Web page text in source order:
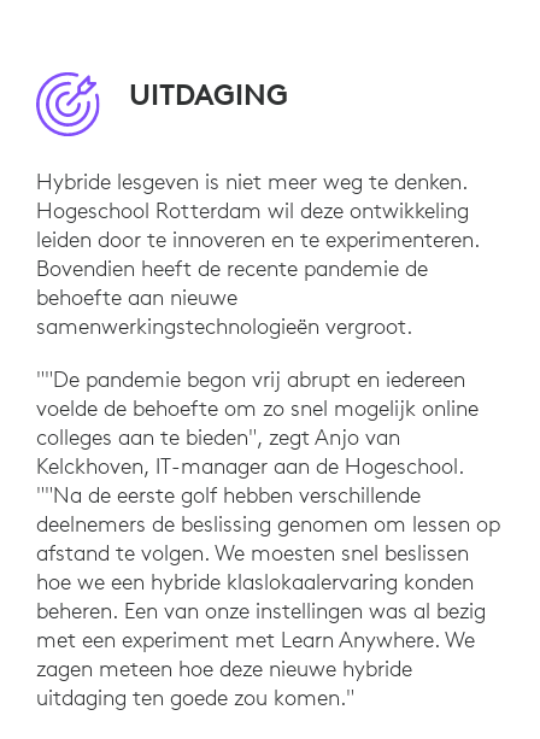
UITDAGING
Hybride lesgeven is niet meer weg te denken.
Hogeschool Rotterdam wil deze ontwikkeling
leiden door te innoveren en te experimenteren.
Bovendien heeft de recente pandemie de
behoefte aan nieuwe
samenwerkingstechnologieën vergroot.
""De pandemie begon vrij abrupt en iedereen
voelde de behoefte om zo snel mogelijk online
colleges aan te bieden", zegt Anjo van
Kelckhoven, IT-manager aan de Hogeschool.
""Na de eerste golf hebben verschillende
deelnemers de beslissing genomen om lessen op
afstand te volgen. We moesten snel beslissen
hoe we een hybride klaslokaalervaring konden
beheren. Een van onze instellingen was al bezig
met een experiment met Learn Anywhere. We
zagen meteen hoe deze nieuwe hybride
uitdaging ten goede zou komen."